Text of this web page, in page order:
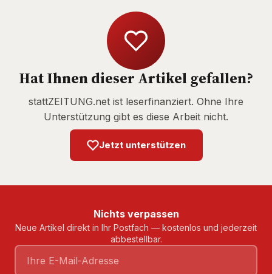
Hat Ihnen dieser Artikel gefallen?
stattZEITUNG.net ist leserfinanziert. Ohne Ihre
Unterstützung gibt es diese Arbeit nicht.
Jetzt unterstützen
Nichts verpassen
Neue Artikel direkt in Ihr Postfach — kostenlos und jederzeit
abbestellbar.